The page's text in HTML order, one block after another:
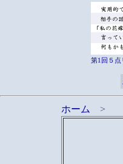
第1回５点
ホーム >